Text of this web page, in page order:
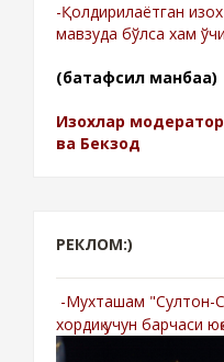
-Қолдирилаётган
мавзуда бўлса хам
(батафсил манбаа)
Изохлар
ва Бекзод
РЕКЛОМ:)
-Мухташам "Султон-
хордиқ учун барчаси